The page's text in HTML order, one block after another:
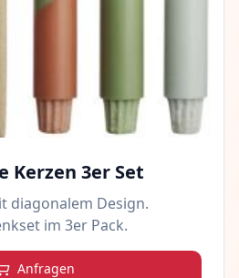
Kerzen 3er Set
diagonalem Design.
im 3er Pack.
Anfragen